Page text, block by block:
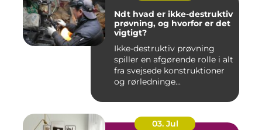
Ndt hvad er ikke-destruktiv
prøvning, og hvorfor er det
vigtigt?
Ikke-destruktiv prøvning
spiller en afgørende rolle i alt
fra svejsede konstruktioner
og rørledninge...
03. Jul